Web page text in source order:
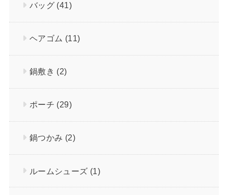
バッグ (41)
ヘアゴム (11)
鍋敷き (2)
ポーチ (29)
鍋つかみ (2)
ルームシューズ (1)